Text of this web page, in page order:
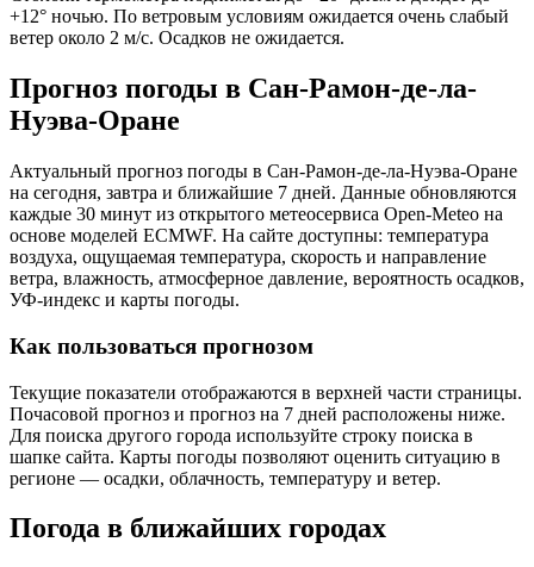
+12° ночью. По ветровым условиям ожидается очень слабый
ветер около 2 м/с. Осадков не ожидается.
Прогноз погоды в Сан-Рамон-де-ла-
Нуэва-Оране
Актуальный прогноз погоды в Сан-Рамон-де-ла-Нуэва-Оране
на сегодня, завтра и ближайшие 7 дней. Данные обновляются
каждые 30 минут из открытого метеосервиса Open-Meteo на
основе моделей ECMWF. На сайте доступны: температура
воздуха, ощущаемая температура, скорость и направление
ветра, влажность, атмосферное давление, вероятность осадков,
УФ-индекс и карты погоды.
Как пользоваться прогнозом
Текущие показатели отображаются в верхней части страницы.
Почасовой прогноз и прогноз на 7 дней расположены ниже.
Для поиска другого города используйте строку поиска в
шапке сайта. Карты погоды позволяют оценить ситуацию в
регионе — осадки, облачность, температуру и ветер.
Погода в ближайших городах